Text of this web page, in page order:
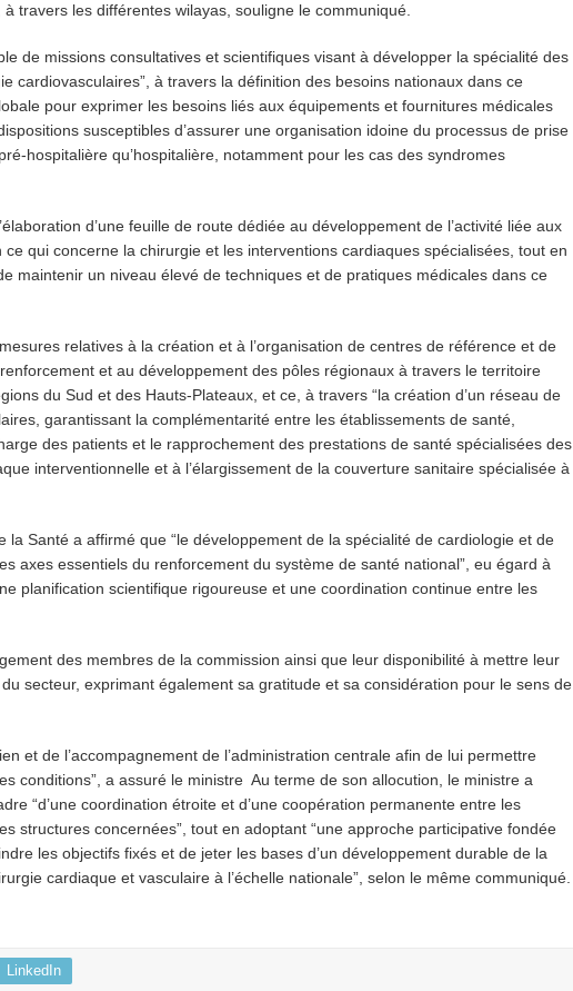
travers les différentes wilayas, souligne le communiqué.
de missions consultatives et scientifiques visant à développer la spécialité des
cardiovasculaires”, à travers la définition des besoins nationaux dans ce
pour exprimer les besoins liés aux équipements et fournitures médicales
susceptibles d’assurer une organisation idoine du processus de prise
hospitalière qu’hospitalière, notamment pour les cas des syndromes
d’une feuille de route dédiée au développement de l’activité liée aux
qui concerne la chirurgie et les interventions cardiaques spécialisées, tout en
maintenir un niveau élevé de techniques et de pratiques médicales dans ce
relatives à la création et à l’organisation de centres de référence et de
et au développement des pôles régionaux à travers le territoire
du Sud et des Hauts-Plateaux, et ce, à travers “la création d’un réseau de
garantissant la complémentarité entre les établissements de santé,
des patients et le rapprochement des prestations de santé spécialisées des
interventionnelle et à l’élargissement de la couverture sanitaire spécialisée à
la Santé a affirmé que “le développement de la spécialité de cardiologie et de
axes essentiels du renforcement du système de santé national”, eu égard à
planification scientifique rigoureuse et une coordination continue entre les
des membres de la commission ainsi que leur disponibilité à mettre leur
secteur, exprimant également sa gratitude et sa considération pour le sens de
et de l’accompagnement de l’administration centrale afin de lui permettre
conditions”, a assuré le ministre Au terme de son allocution, le ministre a
“d’une coordination étroite et d’une coopération permanente entre les
structures concernées”, tout en adoptant “une approche participative fondée
les objectifs fixés et de jeter les bases d’un développement durable de la
cardiaque et vasculaire à l’échelle nationale”, selon le même communiqué.
LinkedIn